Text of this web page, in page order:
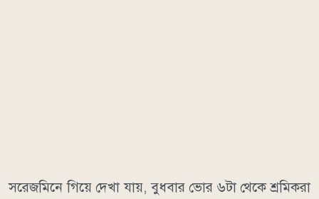
সরেজমিনে গিয়ে দেখা যায়, বুধবার ভোর ৬টা থেকে শ্রমিকরা